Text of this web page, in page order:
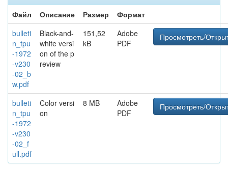
Файл
Описание Размер
Формат
bulleti
n_tpu
-1972
-v230
-02_b
w.pdf
Black-and-
white versi
on of the p
review
151,52
kB
Adobe
PDF
Просмотреть/
bulleti
n_tpu
-1972
-v230
-02_f
ull.pdf
Color versi
on
8 MB
Adobe
PDF
Просмотреть/